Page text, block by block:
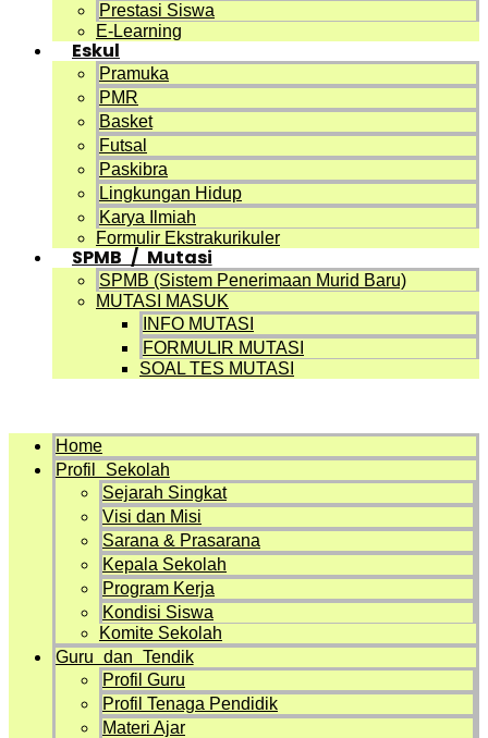
Prestasi Siswa
E-Learning
Eskul
Pramuka
PMR
Basket
Futsal
Paskibra
Lingkungan Hidup
Karya Ilmiah
Formulir Ekstrakurikuler
SPMB / Mutasi
SPMB (Sistem Penerimaan Murid Baru)
MUTASI MASUK
INFO MUTASI
FORMULIR MUTASI
SOAL TES MUTASI
Home
Profil Sekolah
Sejarah Singkat
Visi dan Misi
Sarana & Prasarana
Kepala Sekolah
Program Kerja
Kondisi Siswa
Komite Sekolah
Guru dan Tendik
Profil Guru
Profil Tenaga Pendidik
Materi Ajar